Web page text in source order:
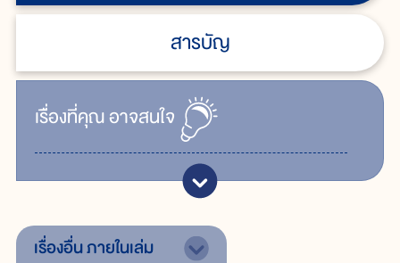
สารบัญ
เรื่ิองที่คุณอาจสนใจ
เรื่องอื่นภายในเล่ม